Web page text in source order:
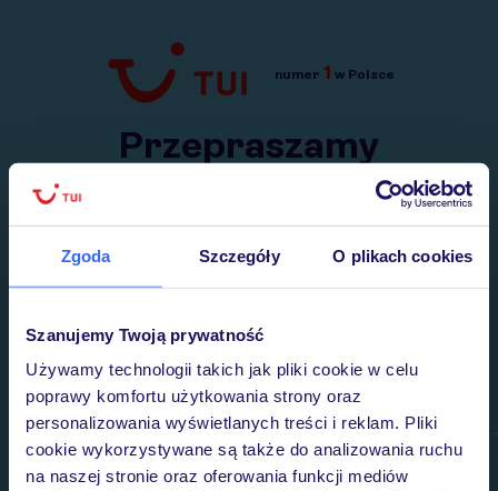
Zgoda Szczegóły O plikach cookies
Szanujemy Twoją prywatność
Używamy technologii takich jak pliki cookie w celu
poprawy komfortu użytkowania strony oraz
personalizowania wyświetlanych treści i reklam. Pliki
cookie wykorzystywane są także do analizowania ruchu
na naszej stronie oraz oferowania funkcji mediów
Przejdź do TUI.pl
numer 1 w Polsce
Przepraszamy
Wysłaliśmy nasz serwis na krótkie wakacje.